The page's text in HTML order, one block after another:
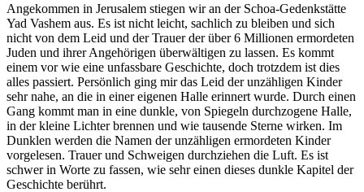
Angekommen in Jerusalem stiegen wir an der Schoa-Gedenkstätte
Yad Vashem aus. Es ist nicht leicht, sachlich zu bleiben und sich
nicht von dem Leid und der Trauer der über 6 Millionen ermordeten
Juden und ihrer Angehörigen überwältigen zu lassen. Es kommt
einem vor wie eine unfassbare Geschichte, doch trotzdem ist dies
alles passiert. Persönlich ging mir das Leid der unzähligen Kinder
sehr nahe, an die in einer eigenen Halle erinnert wurde. Durch einen
Gang kommt man in eine dunkle, von Spiegeln durchzogene Halle,
in der kleine Lichter brennen und wie tausende Sterne wirken. Im
Dunklen werden die Namen der unzähligen ermordeten Kinder
vorgelesen. Trauer und Schweigen durchziehen die Luft. Es ist
schwer in Worte zu fassen, wie sehr einen dieses dunkle Kapitel der
Geschichte berührt.